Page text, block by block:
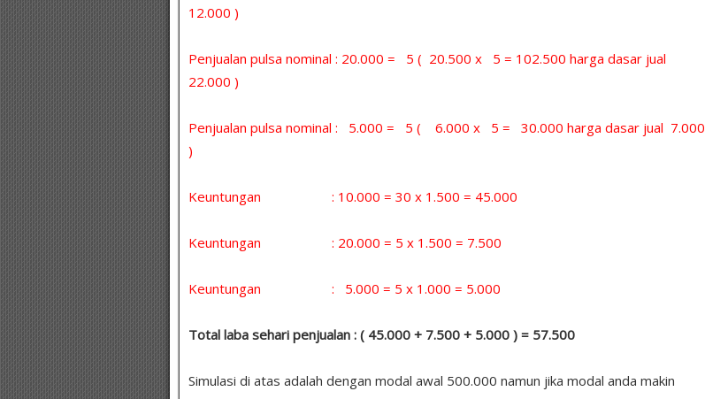
12.000 )
Penjualan pulsa nominal : 20.000 = 5 ( 20.500 x 5 = 102.500 harga dasar jual
22.000 )
Penjualan pulsa nominal : 5.000 = 5 ( 6.000 x 5 = 30.000 harga dasar jual 7.000
)
Keuntungan : 10.000 = 30 x 1.500 = 45.000
Keuntungan : 20.000 = 5 x 1.500 = 7.500
Keuntungan : 5.000 = 5 x 1.000 = 5.000
Total laba sehari penjualan : ( 45.000 + 7.500 + 5.000 ) = 57.500
Simulasi di atas adalah dengan modal awal 500.000 namun jika modal anda makin